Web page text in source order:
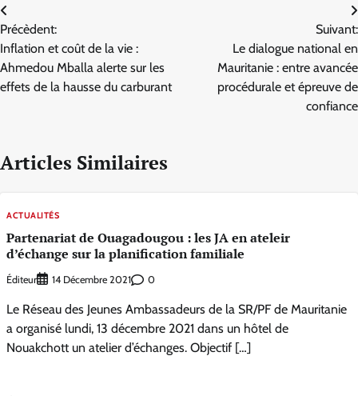
Navigation
de
l’article
Précèdent:
Inflation et coût de la vie :
Ahmedou Mballa alerte sur les
effets de la hausse du carburant
Suivant:
Le dialogue national en
Mauritanie : entre avancée
procédurale et épreuve de
confiance
Articles Similaires
ACTUALITÉS
Partenariat de Ouagadougou : les JA en ateleir
d’échange sur la planification familiale
Éditeur 14 Décembre 2021 0
Le Réseau des Jeunes Ambassadeurs de la SR/PF de Mauritanie
a organisé lundi, 13 décembre 2021 dans un hôtel de
Nouakchott un atelier d’échanges. Objectif […]